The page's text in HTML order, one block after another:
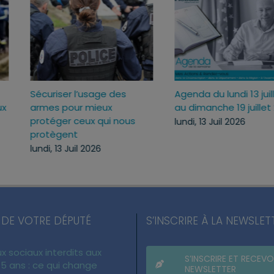
Agenda du lundi 13 juillet
au dimanche 19 juillet 2026
lundi, 13 Juil 2026
Loi d’urgence
pourquoi j’ai voté
texte
VOTRE DÉPUTÉ
sociaux interdits aux
ans : ce qui change
S’INSCRIRE À LA
S’INSCRIRE ET
NEWSLETTER